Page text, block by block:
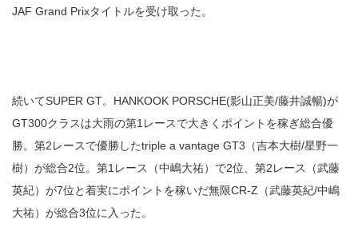
JAF Grand Prixタイトルを受け取った。
続いてSUPER GT。HANKOOK PORSCHE(影山正美/藤井誠暢)が
GT300クラスは大雨の第1レースで大きくポイントを稼ぎ総合優
勝。第2レースで優勝したtriple a vantage GT3（吉本大樹/星野一
樹）が総合2位。第1レース（中嶋大祐）で2位、第2レース（武藤
英紀）が7位と着実にポイントを稼いだ無限CR-Z（武藤英紀/中嶋
大祐）が総合3位に入った。